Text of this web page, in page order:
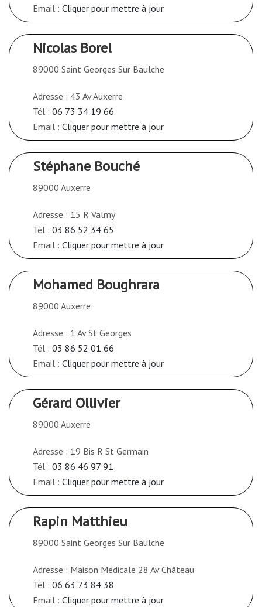
Email : Cliquer pour mettre à jour
Nicolas Borel
89000 Saint Georges Sur Baulche
Adresse : 43 Av Auxerre
Tél : 06 73 34 19 66
Email : Cliquer pour mettre à jour
Stéphane Bouché
89000 Auxerre
Adresse : 15 R Valmy
Tél : 03 86 52 34 65
Email : Cliquer pour mettre à jour
Mohamed Boughrara
89000 Auxerre
Adresse : 1 Av St Georges
Tél : 03 86 52 01 66
Email : Cliquer pour mettre à jour
Gérard Ollivier
89000 Auxerre
Adresse : 19 Bis R St Germain
Tél : 03 86 46 97 91
Email : Cliquer pour mettre à jour
Rapin Matthieu
89000 Saint Georges Sur Baulche
Adresse : Maison Médicale 28 Av Château
Tél : 06 63 73 84 38
Email : Cliquer pour mettre à jour